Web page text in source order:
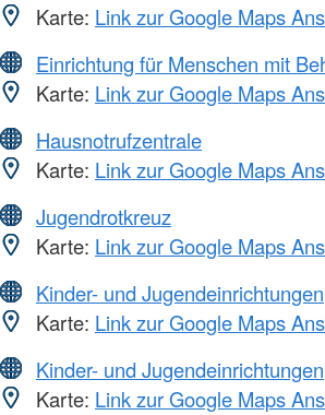
Karte: Link zur Google Maps
Einrichtung für Menschen mit
Karte: Link zur Google Maps
Hausnotrufzentrale
Karte: Link zur Google Maps
Jugendrotkreuz
Karte: Link zur Google Maps
Kinder- und Jugendeinrichtungen
Karte: Link zur Google Maps
Kinder- und Jugendeinrichtungen
Karte: Link zur Google Maps